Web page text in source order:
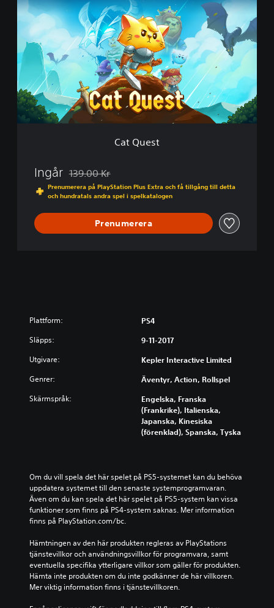
a
t
e
s
Cat Quest
Ingår Nedsatt från ursprungspriset på 139.00 Kr
139.00 Kr
Prenumerera på PlayStation Plus Extra och få tillgång till detta
och hundratals andra spel i spelkatalogen
Prenumerera
Plattform: PS4
Släpps: 9-11-2017
Utgivare: Kepler Interactive Limited
Genrer: Äventyr, Action, Rollspel
Skärmspråk:
Engelska, Franska
(Frankrike), Italienska,
Japanska, Kinesiska
(förenklad), Spanska, Tyska
Om du vill spela det här spelet på PS5-systemet kan du behöva
uppdatera systemet till den senaste systemprogramvaran.
Även om du kan spela det här spelet på PS5-system kan vissa
funktioner som finns på PS4-system saknas. Mer information
finns på PlayStation.com/bc.
Hämtningen av den här produkten regleras av PlayStations
tjänstevillkor och användningsvillkor för programvara, samt
eventuella specifika ytterligare villkor som gäller för produkten.
Hämta inte produkten om du inte godkänner de här villkoren.
Mer viktig information finns i tjänstevillkoren.